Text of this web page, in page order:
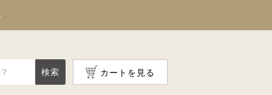
検索 カートを見る